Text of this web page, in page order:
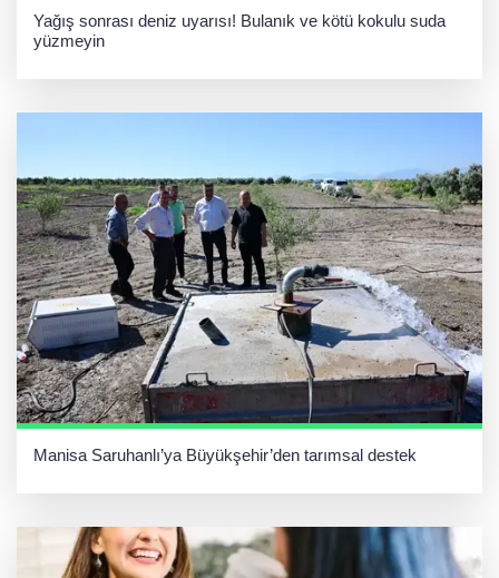
Yağış sonrası deniz uyarısı! Bulanık ve kötü kokulu suda
yüzmeyin
Manisa Saruhanlı’ya Büyükşehir’den tarımsal destek